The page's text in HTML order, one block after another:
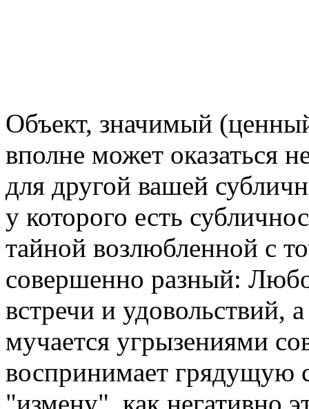
Объект, значимый
вполне может оказаться
для другой вашей
у которого есть
тайной возлюбленной с
совершенно разный:
встречи и удовольствий,
мучается угрызениями
воспринимает грядущую
"измену", как негативно